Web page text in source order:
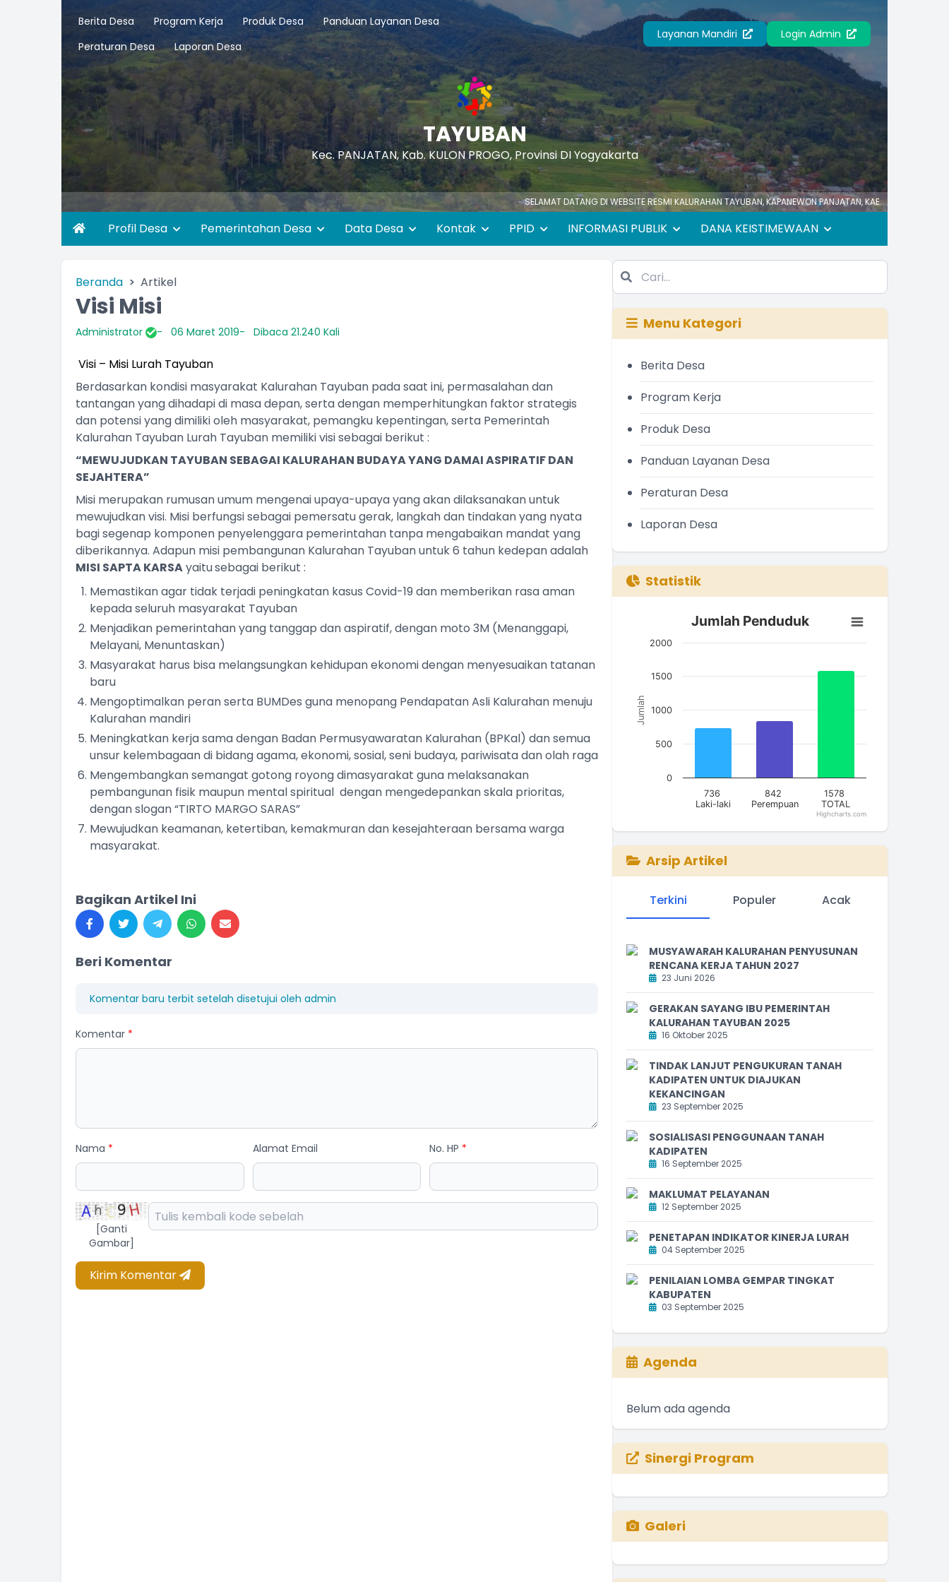
Berita Desa Program Kerja Produk Desa
Panduan Layanan Desa
Peraturan Desa
Laporan Desa
Layanan Mandiri Login Admin
TAYUBAN
Kec. PANJATAN, Kab. KULON PROGO, Provinsi DI Yogyakarta
SELAMAT DATANG DI WEBSITE RESMI KALURAHAN TAYUBAN, KAPANEWON PANJATAN, KABUPATEN KULON PROGO,
Profil Desa Pemerintahan Desa Data Desa Kontak PPID INFORMASI PUBLIK DANA KEISTIMEWAAN
Beranda Artikel
Visi Misi
Administrator 06 Maret 2019 Dibaca 21.240 Kali
Visi – Misi Lurah Tayuban
Berdasarkan kondisi masyarakat Kalurahan Tayuban pada saat ini, permasalahan dan
tantangan yang dihadapi di masa depan, serta dengan memperhitungkan faktor strategis
dan potensi yang dimiliki oleh masyarakat, pemangku kepentingan, serta Pemerintah
Kalurahan Tayuban Lurah Tayuban memiliki visi sebagai berikut :
“MEWUJUDKAN TAYUBAN SEBAGAI KALURAHAN BUDAYA YANG DAMAI ASPIRATIF DAN
SEJAHTERA”
Misi merupakan rumusan umum mengenai upaya-upaya yang akan dilaksanakan untuk
mewujudkan visi. Misi berfungsi sebagai pemersatu gerak, langkah dan tindakan yang nyata
bagi segenap komponen penyelenggara pemerintahan tanpa mengabaikan mandat yang
diberikannya. Adapun misi pembangunan Kalurahan Tayuban untuk 6 tahun kedepan adalah
MISI SAPTA KARSAyaitusebagai berikut :
Memastikan agar tidak terjadi peningkatan kasus Covid-19 dan memberikan rasa aman
kepada seluruh masyarakat Tayuban
Menjadikan pemerintahan yang tanggap dan aspiratif, dengan moto 3M (Menanggapi,
Melayani, Menuntaskan)
Masyarakat harus bisa melangsungkan kehidupan ekonomi dengan menyesuaikan tatanan
baru
Mengoptimalkan peran serta BUMDes guna menopang Pendapatan Asli Kalurahan menuju
Kalurahan mandiri
Meningkatkan kerja sama dengan Badan Permusyawaratan Kalurahan (BPKal) dan semua
unsur kelembagaan di bidang agama, ekonomi, sosial, seni budaya, pariwisata dan olah raga
Mengembangkan semangat gotong royong dimasyarakat guna melaksanakan
pembangunan fisik maupun mental spiritual dengan mengedepankan skala prioritas,
dengan slogan “TIRTO MARGO SARAS”
Mewujudkan keamanan, ketertiban, kemakmuran dan kesejahteraan bersama warga
masyarakat.
Bagikan Artikel Ini
Beri Komentar
Komentar baru terbit setelah disetujui oleh admin
Komentar *
Nama * Alamat Email No. HP *
[Ganti
Gambar]
Kirim Komentar
Menu Kategori
Berita Desa
Program Kerja
Produk Desa
Panduan Layanan Desa
Peraturan Desa
Laporan Desa
Statistik
Jumlah Penduduk
Bar chart with 3 bars.
The chart has 1 X axis displaying categories.
Jumlah
Jumlah Penduduk
736
Laki-laki
842
Perempuan
1578
TOTAL
0
500
1000
1500
2000
Highcharts.com
Arsip Artikel
Terkini Populer Acak
MUSYAWARAH KALURAHAN PENYUSUNAN
RENCANA KERJA TAHUN 2027
23 Juni 2026
GERAKAN SAYANG IBU PEMERINTAH
KALURAHAN TAYUBAN 2025
16 Oktober 2025
TINDAK LANJUT PENGUKURAN TANAH
KADIPATEN UNTUK DIAJUKAN
KEKANCINGAN
23 September 2025
SOSIALISASI PENGGUNAAN TANAH
KADIPATEN
16 September 2025
MAKLUMAT PELAYANAN
12 September 2025
PENETAPAN INDIKATOR KINERJA LURAH
04 September 2025
PENILAIAN LOMBA GEMPAR TINGKAT
KABUPATEN
03 September 2025
Agenda
Belum ada agenda
Sinergi Program
Galeri